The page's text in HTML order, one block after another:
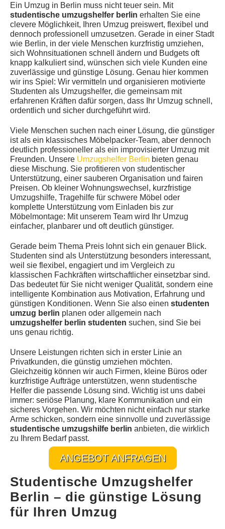
Ein Umzug in Berlin muss nicht teuer sein. Mit
studentische umzugshelfer berlin erhalten Sie eine
clevere Möglichkeit, Ihren Umzug preiswert, flexibel und
dennoch professionell umzusetzen. Gerade in einer Stadt
wie Berlin, in der viele Menschen kurzfristig umziehen,
sich Wohnsituationen schnell ändern und Budgets oft
knapp kalkuliert sind, wünschen sich viele Kunden eine
zuverlässige und günstige Lösung. Genau hier kommen
wir ins Spiel: Wir vermitteln und organisieren motivierte
Studenten als Umzugshelfer, die gemeinsam mit
erfahrenen Kräften dafür sorgen, dass Ihr Umzug schnell,
ordentlich und sicher durchgeführt wird.
Viele Menschen suchen nach einer Lösung, die günstiger
ist als ein klassisches Möbelpacker-Team, aber dennoch
deutlich professioneller als ein improvisierter Umzug mit
Freunden. Unsere Umzugshelfer Berlin bieten genau
diese Mischung. Sie profitieren von studentischer
Unterstützung, einer sauberen Organisation und fairen
Preisen. Ob kleiner Wohnungswechsel, kurzfristige
Umzugshilfe, Tragehilfe für schwere Möbel oder
komplette Unterstützung vom Einladen bis zur
Möbelmontage: Mit unserem Team wird Ihr Umzug
einfacher, planbarer und oft deutlich günstiger.
Gerade beim Thema Preis lohnt sich ein genauer Blick.
Studenten sind als Unterstützung besonders interessant,
weil sie flexibel, engagiert und im Vergleich zu
klassischen Fachkräften wirtschaftlicher einsetzbar sind.
Das bedeutet für Sie nicht weniger Qualität, sondern eine
intelligente Kombination aus Motivation, Erfahrung und
günstigen Konditionen. Wenn Sie also einen studenten
umzug berlin planen oder allgemein nach
umzugshelfer berlin studenten suchen, sind Sie bei
uns genau richtig.
Unsere Leistungen richten sich in erster Linie an
Privatkunden, die günstig umziehen möchten.
Gleichzeitig können wir auch Firmen, kleine Büros oder
kurzfristige Aufträge unterstützen, wenn studentische
Helfer die passende Lösung sind. Wichtig ist uns dabei
immer: seriöse Planung, klare Kommunikation und ein
sicheres Vorgehen. Wir möchten nicht einfach nur starke
Arme schicken, sondern eine sinnvolle und zuverlässige
studentische umzugshilfe berlin anbieten, die wirklich
zu Ihrem Bedarf passt.
ANGEBOT ANFRAGEN
Studentische Umzugshelfer
Berlin – die günstige Lösung
für Ihren Umzug